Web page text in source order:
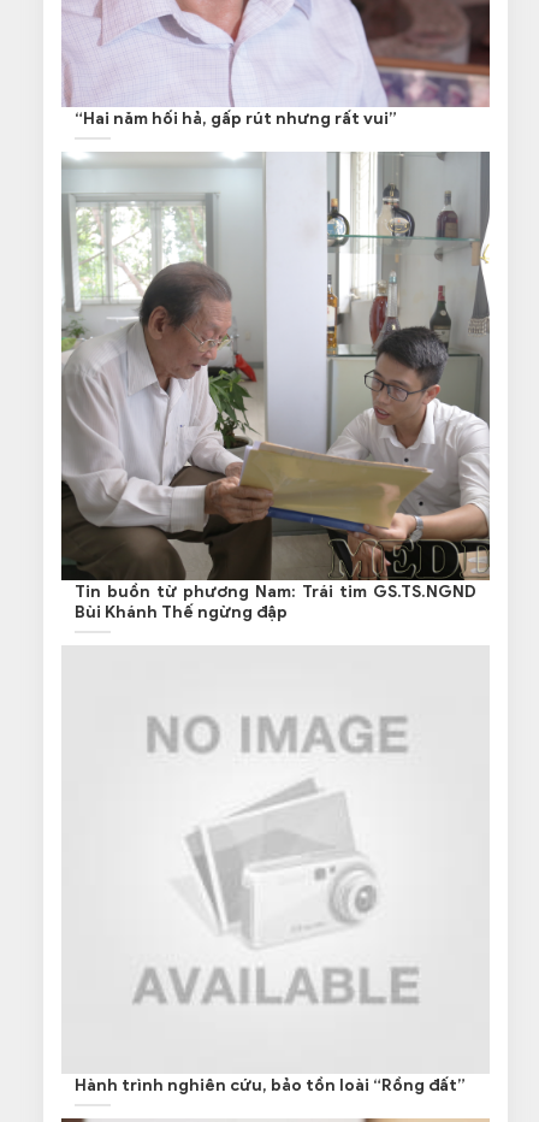
“Hai năm hối hả, gấp rút nhưng rất vui”
Tin buồn từ phương Nam: Trái tim GS.TS.NGND
Bùi Khánh Thế ngừng đập
Hành trình nghiên cứu, bảo tồn loài “Rồng đất”